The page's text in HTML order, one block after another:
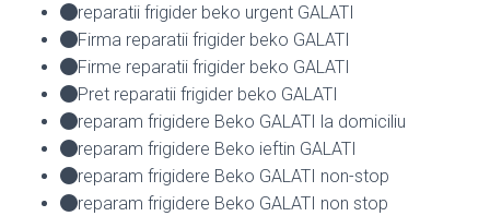
reparatii frigider beko urgent GALATI
Firma reparatii frigider beko GALATI
Firme reparatii frigider beko GALATI
Pret reparatii frigider beko GALATI
reparam frigidere Beko GALATI la domiciliu
reparam frigidere Beko ieftin GALATI
reparam frigidere Beko GALATI non-stop
reparam frigidere Beko GALATI non stop